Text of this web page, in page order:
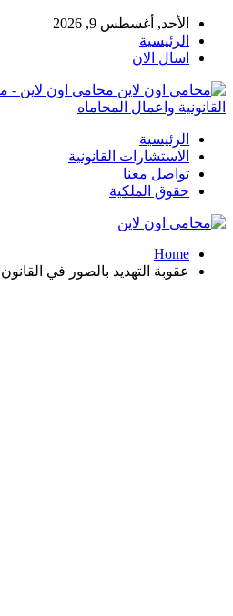
الأحد, أغسطس 9, 2026
الرئيسية
اسال الان
محامى اون لاين -
القانونية واعمال المحاماه
الرئيسية
الاستشارات القانونية
تواصل معنا
حقوق الملكية
Home
عقوبة التهديد بالصور في